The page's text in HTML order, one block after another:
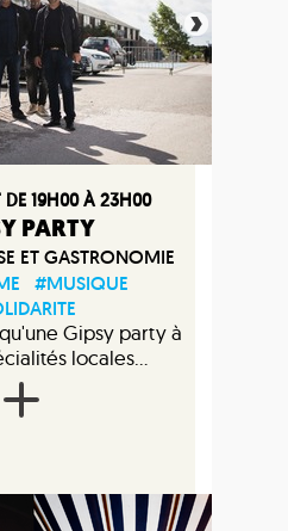
DE 19H00 À 23H00
PARTY
ET GASTRONOMIE
#MUSIQUE
Gipsy party à
locales...